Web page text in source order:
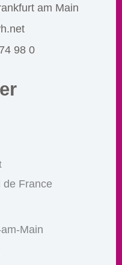
am Main
98 0
de France
Main